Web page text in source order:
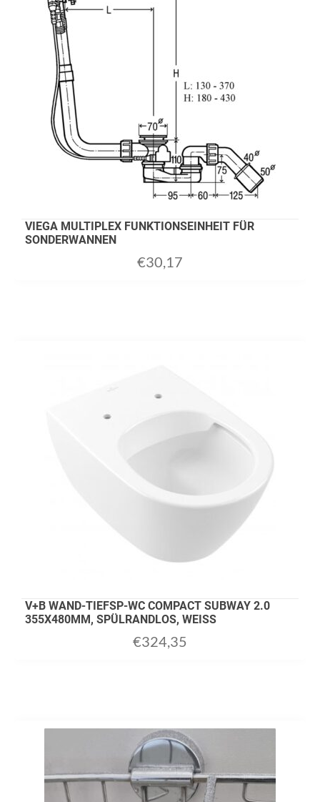
VIEGA MULTIPLEX FUNKTIONSEINHEIT FÜR
SONDERWANNEN
€30,17
V+B WAND-TIEFSP-WC COMPACT SUBWAY 2.0
355X480MM, SPÜLRANDLOS, WEISS
€324,35